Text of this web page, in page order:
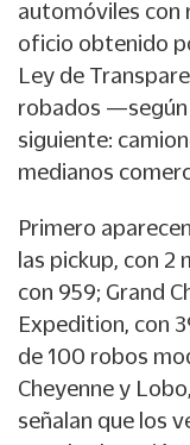
automóviles con
oficio obtenido
Ley de
robados
siguiente:
medianos
Primero
las pickup, con 2
con 959; Grand
Expedition, con
de 100 robos
Cheyenne y
señalan que los